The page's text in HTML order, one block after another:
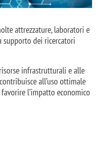
attrezzature, laboratori e
supporto dei ricercatori
infrastrutturali e alle
all’uso ottimale
l’impatto economico